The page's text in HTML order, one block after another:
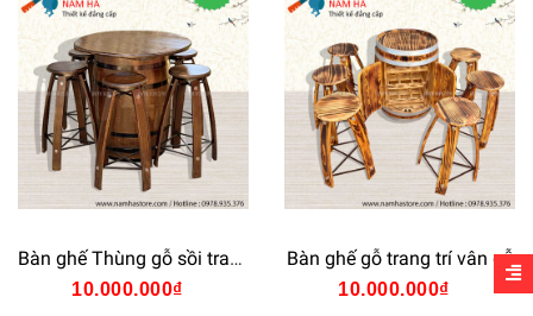
Bàn ghế Thùng gỗ sồi trang trí
10.000.000₫
Bàn ghế gỗ trang trí vân gỗ
10.000.000₫